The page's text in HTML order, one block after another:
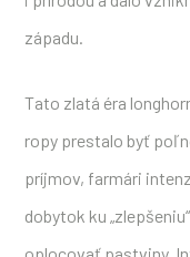
západu.
Tato zlatá éra
ropy prestalo byť
príjmov, farmári
dobytok ku